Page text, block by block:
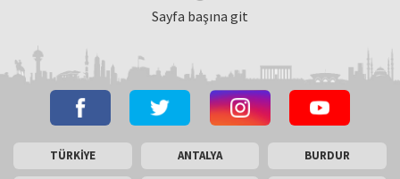
Sayfa başına git
TÜRKİYE ANTALYA BURDUR